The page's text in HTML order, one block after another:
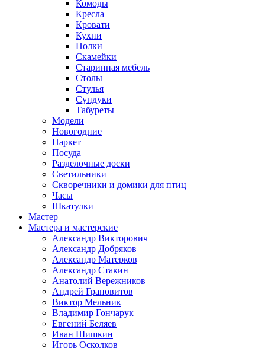
Комоды
Кресла
Кровати
Кухни
Полки
Скамейки
Старинная мебель
Столы
Стулья
Сундуки
Табуреты
Модели
Новогодние
Паркет
Посуда
Разделочные доски
Светильники
Скворечники и домики для птиц
Часы
Шкатулки
Мастер
Мастера и мастерские
Александр Викторович
Александр Добряков
Александр Матерков
Александр Стакин
Анатолий Вережников
Андрей Грановитов
Виктор Мельник
Владимир Гончарук
Евгений Беляев
Иван Шишкин
Игорь Осколков